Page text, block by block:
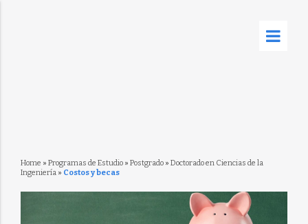
Home » Programas de Estudio» Postgrado» Doctorado en Ciencias de la
Ingeniería» Costos y becas